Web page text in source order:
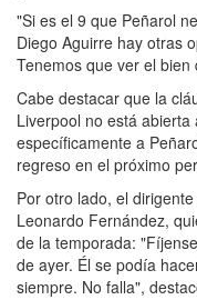
"Si es el 9 que Peñarol
Diego Aguirre hay otras
Tenemos que ver el
Cabe destacar que la
Liverpool no está
específicamente a
regreso en el próximo
Por otro lado, el
Leonardo Fernández,
de la temporada:
de ayer. Él se podía
siempre. No falla",